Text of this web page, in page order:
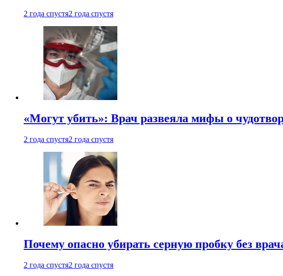
2 года спустя2 года спустя
«Могут убить»: Врач развеяла мифы о
2 года спустя2 года спустя
Почему опасно убирать серную пробку без
2 года спустя2 года спустя